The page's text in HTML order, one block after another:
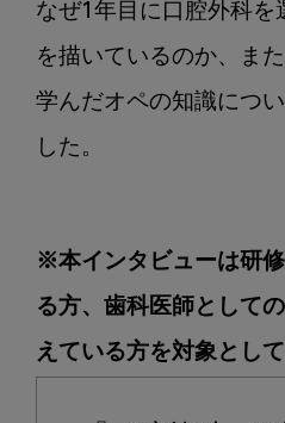
ん
だ
き
っ
か
た
学
なぜ1年目に口腔外科を
を描いているのか、ま
学んだオペの知識につ
した。
※本インタビューは研
る方、歯科医師として
えている方を対象として